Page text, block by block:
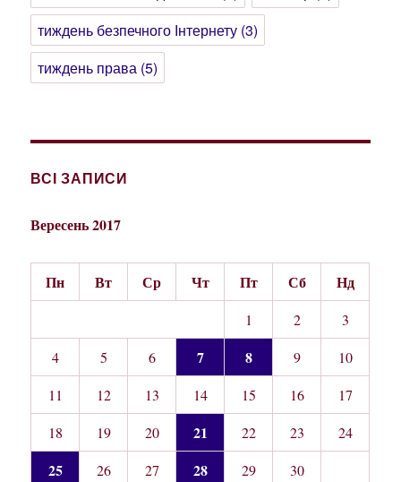
тиждень безпечного Інтернету (3)
тиждень права (5)
ВСІ ЗАПИСИ
Вересень 2017
Пн Вт Ср Чт Пт Сб Нд
1 2
3
4
5 6 7 8 9
10
11
12 13 14 15 16
17
18
19 20 21 22 23 24
25 26 27 28 29
30